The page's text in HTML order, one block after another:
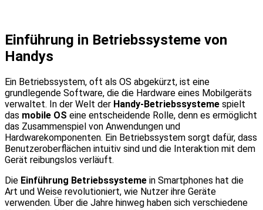
Einführung in Betriebssysteme von
Handys
Ein Betriebssystem, oft als OS abgekürzt, ist eine
grundlegende Software, die die Hardware eines Mobilgeräts
verwaltet. In der Welt der Handy-Betriebssysteme spielt
das mobile OS eine entscheidende Rolle, denn es ermöglicht
das Zusammenspiel von Anwendungen und
Hardwarekomponenten. Ein Betriebssystem sorgt dafür, dass
Benutzeroberflächen intuitiv sind und die Interaktion mit dem
Gerät reibungslos verläuft.
Die Einführung Betriebssysteme in Smartphones hat die
Art und Weise revolutioniert, wie Nutzer ihre Geräte
verwenden. Über die Jahre hinweg haben sich verschiedene